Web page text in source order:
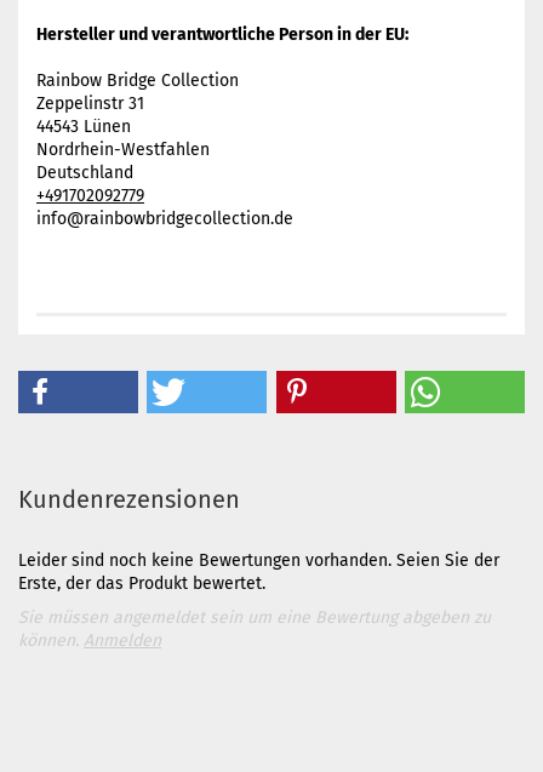
Hersteller und verantwortliche Person in der EU:
Rainbow Bridge Collection
Zeppelinstr 31
44543 Lünen
Nordrhein-Westfahlen
Deutschland
+491702092779
info@rainbowbridgecollection.de
Kundenrezensionen
Leider sind noch keine Bewertungen vorhanden. Seien Sie der
Erste, der das Produkt bewertet.
Sie müssen angemeldet sein um eine Bewertung abgeben zu
können. Anmelden